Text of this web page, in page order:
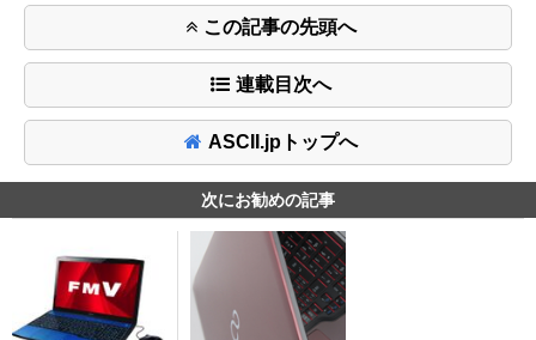
この記事の先頭へ
連載目次へ
ASCII.jpトップへ
次にお勧めの記事